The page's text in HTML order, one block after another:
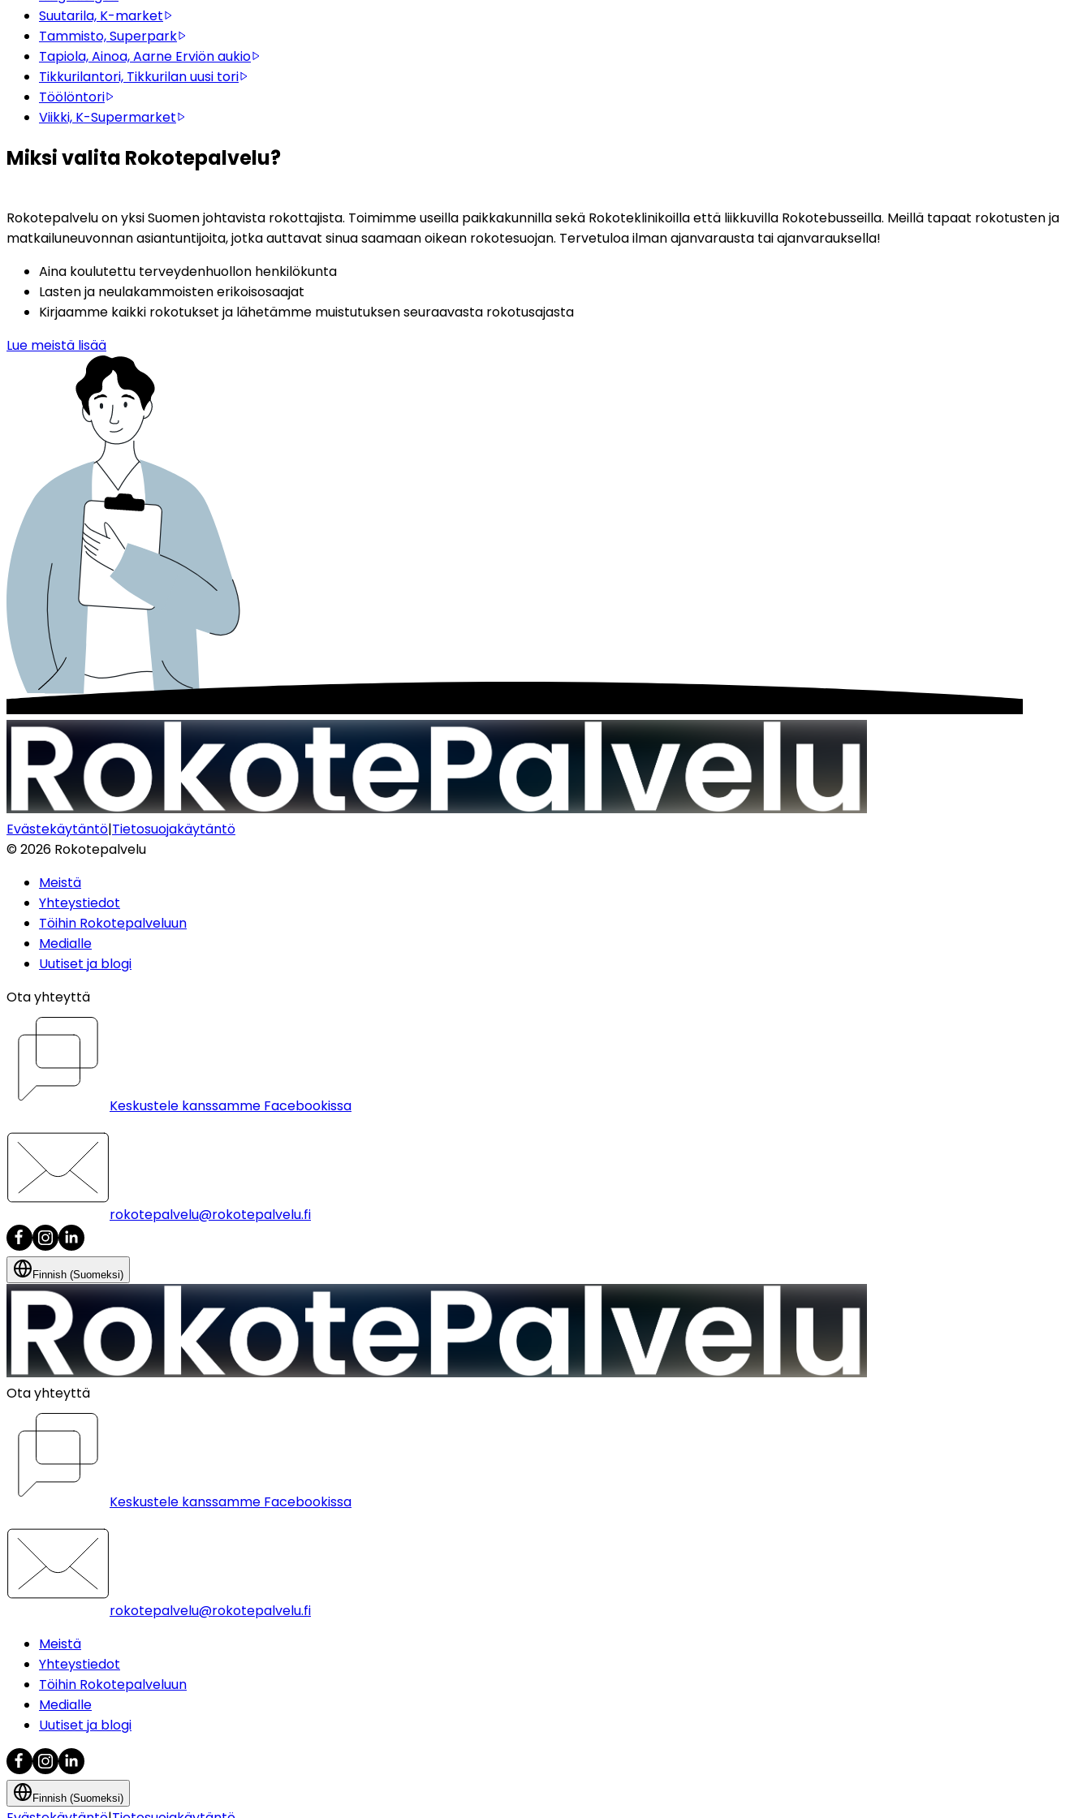
Suutarila, K-market
Tammisto, Superpark
Tapiola, Ainoa, Aarne Erviön aukio
Tikkurilantori, Tikkurilan uusi tori
Töölöntori
Viikki, K-Supermarket
Miksi valita Rokotepalvelu?
Rokotepalvelu on yksi Suomen johtavista rokottajista. Toimimme useilla paikkakunnilla sekä Rokoteklinikoilla että liikkuvilla Rokotebusseilla. Meillä tapaat rokotusten ja
matkailuneuvonnan asiantuntijoita, jotka auttavat sinua saamaan oikean rokotesuojan. Tervetuloa ilman ajanvarausta tai ajanvarauksella!
Aina koulutettu terveydenhuollon henkilökunta
Lasten ja neulakammoisten erikoisosaajat
Kirjaamme kaikki rokotukset ja lähetämme muistutuksen seuraavasta rokotusajasta
Lue meistä lisää
Evästekäytäntö|Tietosuojakäytäntö
©2026 Rokotepalvelu
Meistä
Yhteystiedot
Töihin Rokotepalveluun
Medialle
Uutiset ja blogi
Ota yhteyttä
Keskustele kanssamme Facebookissa
rokotepalvelu@rokotepalvelu.fi
Finnish (Suomeksi)
Ota yhteyttä
Keskustele kanssamme Facebookissa
rokotepalvelu@rokotepalvelu.fi
Meistä
Yhteystiedot
Töihin Rokotepalveluun
Medialle
Uutiset ja blogi
Finnish (Suomeksi)